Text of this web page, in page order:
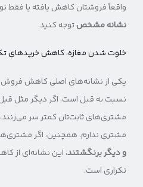
واقعاً فروشتان کاهش یافته یا فقط
نشانه مشخصتوجه کنید.
خلوت شدن مغازه، کاهش خریدهای
یکی از نشانه‌های اصلی کاهش
نسبت به قبل است. اگر دیگر مثل قبل
مشتری‌های ثابت‌تان کمتر سر می‌زنند،
مشتری ندارم. همچنین، اگر
و دیگر برنگشتند، این نشانه‌ای از
تکراری است.